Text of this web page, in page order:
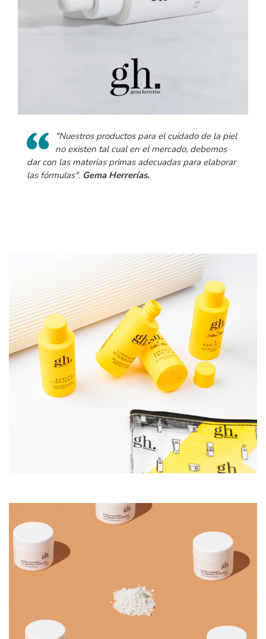
"Nuestros productos para el cuidado de la piel
no existen tal cual en el mercado, debemos
dar con las materias primas adecuadas para elaborar
las fórmulas". Gema Herrerías.